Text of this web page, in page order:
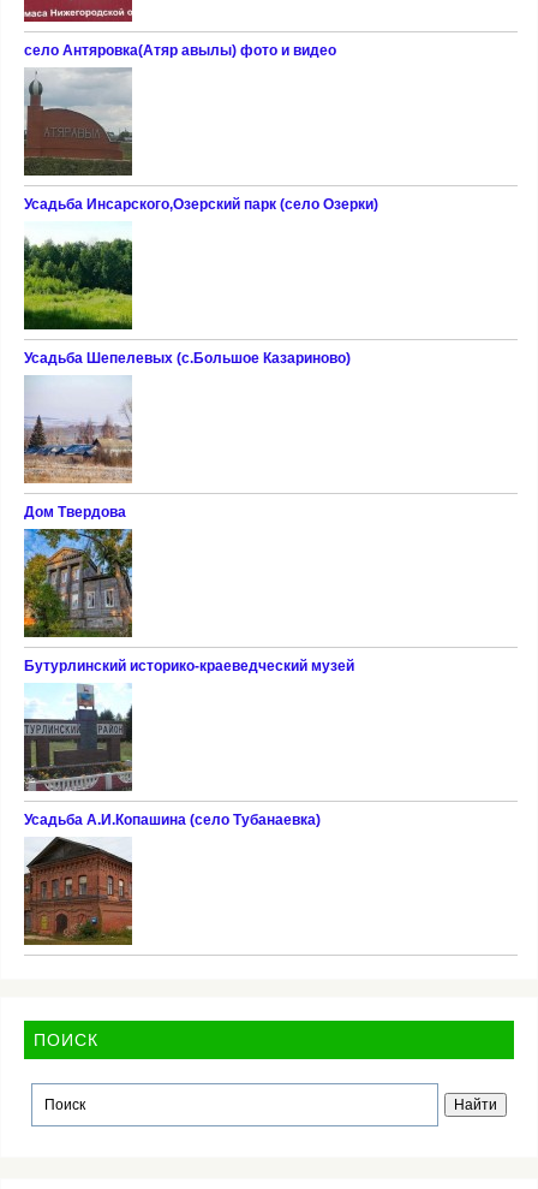
село Антяровка(Атяр авылы) фото и видео
Усадьба Инсарского,Озерский парк (село Озерки)
Усадьба Шепелевых (c.Большое Казариново)
Дом Твердова
Бутурлинский историко-краеведческий музей
Усадьба А.И.Копашина (село Тубанаевка)
ПОИСК